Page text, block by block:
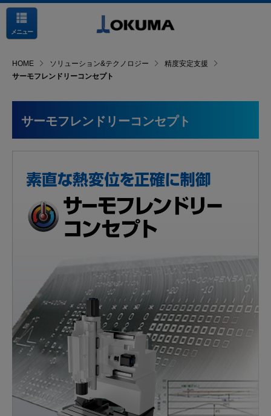
メニュー
HOME ソリューション&テクノロジー
精度安定支援
サーモフレンドリーコンセプト
サーモフレンドリーコンセプト